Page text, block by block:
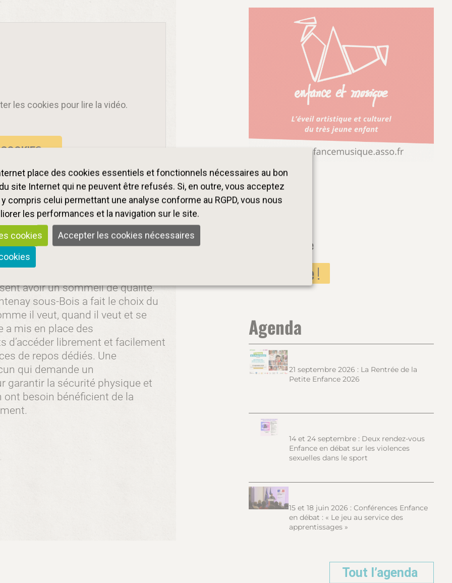
place des cookies essentiels et fonctionnels nécessaires au bon
site Internet qui ne peuvent être refusés. Si, en outre, vous acceptez
compris celui permettant une analyse conforme au RGPD, vous nous
les performances et la navigation sur le site.
cookies
Accepter les cookies nécessaires
les cookies pour lire la vidéo.
permet aux enfants non
aussi leur développement
dans les processus
avoir un sommeil de qualité.
sous-Bois a fait le choix du
il veut, quand il veut et se
a mis en place des
d’accéder librement et facilement
de repos dédiés. Une
qui demande un
garantir la sécurité physique et
besoin bénéficient de la
Revue de presse
Je m’abonne !
Agenda
21 septembre 2026 : La Rentrée de la
Petite Enfance 2026
14 et 24 septembre : Deux rendez-vous
Enfance en débat sur les violences
sexuelles dans le sport
15 et 18 juin 2026 : Conférences Enfance
en débat : « Le jeu au service des
apprentissages »
Tout l’agenda